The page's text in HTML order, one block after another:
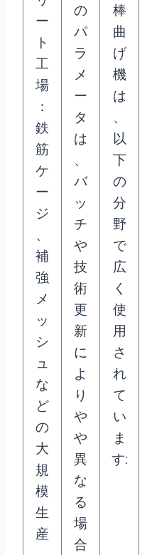
ー
ト
工
場
：
鉄
筋
ケ
ー
ジ
、
補
強
メ
ッ
シ
ュ
な
ど
の
大
規
模
生
産
の
パ
ラ
メ
ー
タ
は
、
バ
ッ
チ
や
技
術
更
新
に
よ
り
や
や
異
な
る
場
合
棒
曲
げ
機
は
、
以
下
の
分
野
で
広
く
使
用
さ
れ
て
い
ま
す: